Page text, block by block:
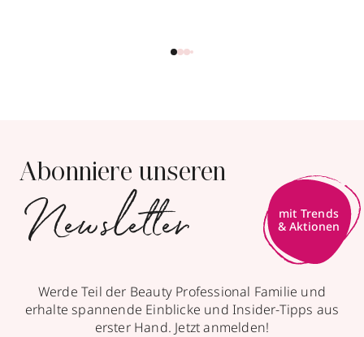
Abonniere unseren
Newsletter
Werde Teil der Beauty Professional Familie und
erhalte spannende Einblicke und Insider-Tipps aus
erster Hand. Jetzt anmelden!